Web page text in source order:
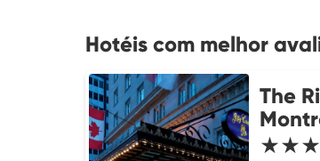
Hotéis com melhor
The